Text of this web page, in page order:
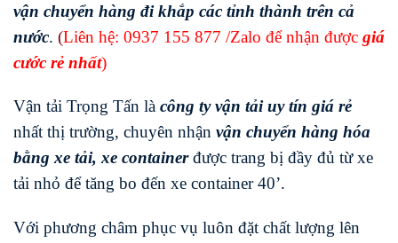
vận chuyển hàng đi khắp các tỉnh thành trên cả
nước. (Liên hệ: 0937 155 877 /Zalo để nhận được giá
cước rẻ nhất)
Vận tải Trọng Tấn là công ty vận tải uy tín giá rẻ
nhất thị trường, chuyên nhận vận chuyển hàng hóa
bằng xe tải, xe containerđược trang bị đầy đủ từ xe
tải nhỏ để tăng bo đến xe container 40’.
Với phương châm phục vụ luôn đặt chất lượng lên